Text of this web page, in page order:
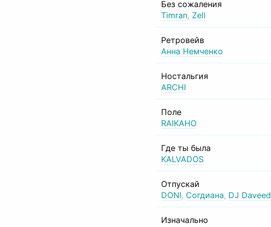
Без сожаления
Timran, Zell
Ретровейв
Анна Немченко
Ностальгия
ARCHI
Поле
RAIKAHO
Где ты была
KALVADOS
Отпускай
DONI, Согдиана, DJ Daveed
Изначально